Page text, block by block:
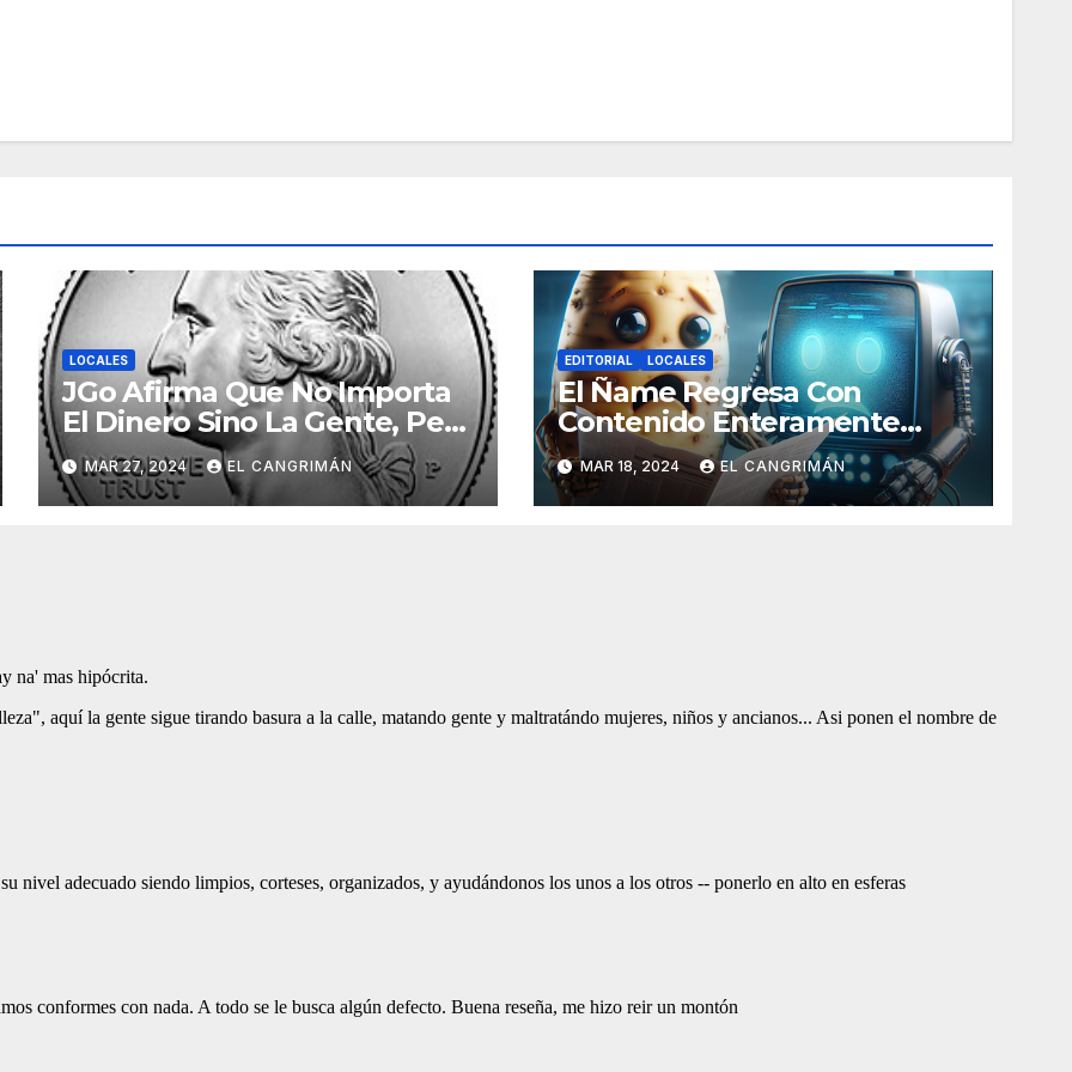
LOCALES
JGo Afirma Que No Importa
El Dinero Sino La Gente, Pero
Pregunta: «¿De Verdad No
Tendrán Una Pejetita?»
MAR 27, 2024 EL CANGRIMÁN
EDITORIAL LOCALES
El Ñame Regresa Con
Contenido Enteramente
Generado Por Inteligencia
Artificial
MAR 18, 2024 EL CANGRIMÁN